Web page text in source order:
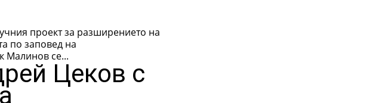
проект за разширението на
Малинов се...
Цеков с